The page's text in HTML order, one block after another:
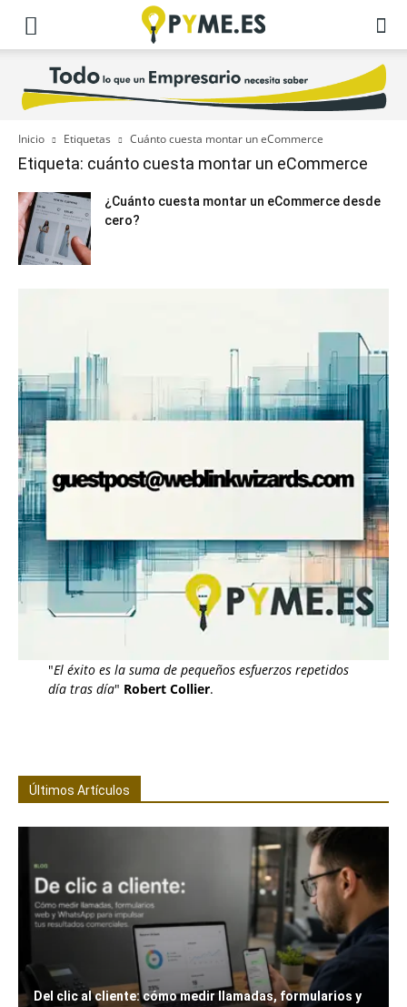
Inicio Etiquetas Cuánto cuesta montar un eCommerce
Etiqueta: cuánto cuesta montar un eCommerce
¿Cuánto cuesta montar un eCommerce desde
cero?
"El éxito es la suma de pequeños esfuerzos repetidos
día tras día" Robert Collier.
Últimos Artículos
Del clic al cliente: cómo medir llamadas, formularios y